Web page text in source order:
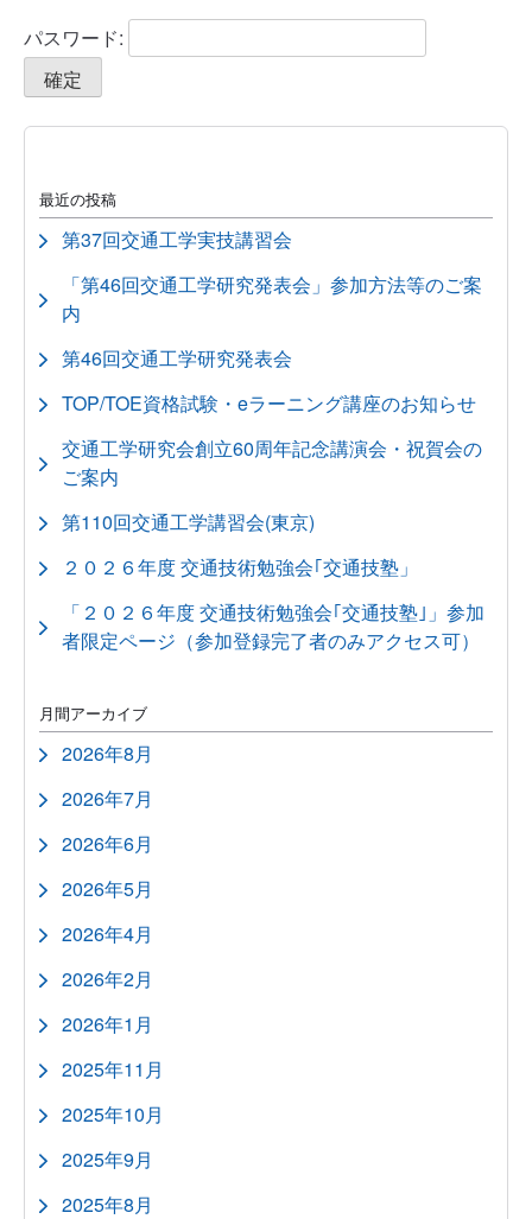
パスワード:
最近の投稿
第37回交通工学実技講習会
「第46回交通工学研究発表会」参加方法等のご案
内
第46回交通工学研究発表会
TOP/TOE資格試験・eラーニング講座のお知らせ
交通工学研究会創立60周年記念講演会・祝賀会の
ご案内
第110回交通工学講習会(東京)
２０２６年度 交通技術勉強会｢交通技塾」
「２０２６年度 交通技術勉強会｢交通技塾｣」参加
者限定ページ（参加登録完了者のみアクセス可）
月間アーカイブ
2026年8月
2026年7月
2026年6月
2026年5月
2026年4月
2026年2月
2026年1月
2025年11月
2025年10月
2025年9月
2025年8月